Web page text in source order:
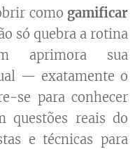
como gamificar
só quebra a rotina
aprimora sua
— exatamente o
se para conhecer
questões reais do
e técnicas para